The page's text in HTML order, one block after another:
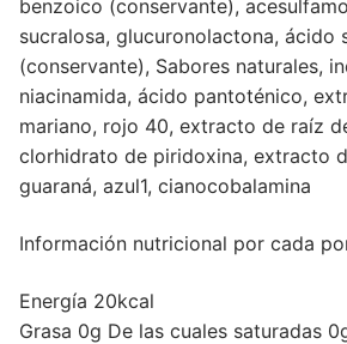
benzoico (conservante),
sucralosa, glucuronolactona, ácido
(conservante), Sabores naturales,
niacinamida, ácido pantoténico,
mariano, rojo 40, extracto de raíz
clorhidrato de piridoxina, extracto
guaraná, azul1, cianocobalamina
Información nutricional por cada
Energía 20kcal
Grasa 0g De las cuales saturadas